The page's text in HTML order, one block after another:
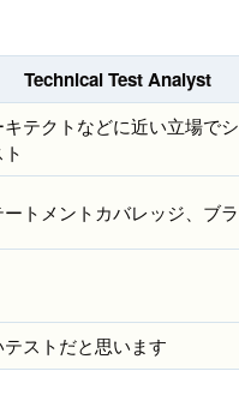
Technical Test Analyst
テクトなどに近い立場で
トメントカバレッジ、ブ
ストだと思います